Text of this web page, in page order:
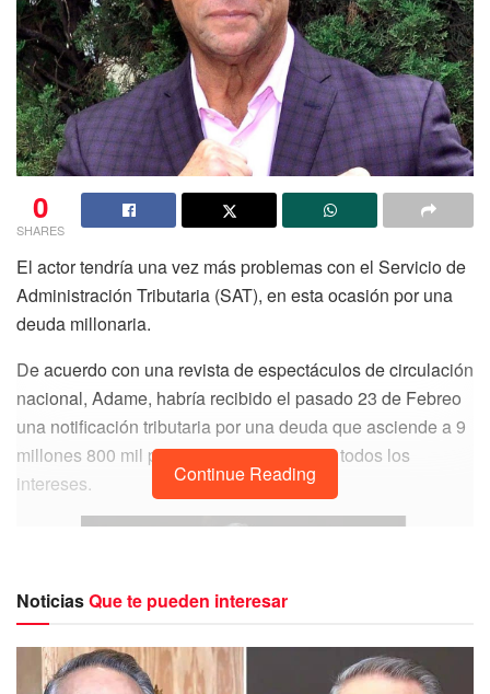
0
SHARES
El actor tendría una vez más problemas con el Servicio de
Administración Tributaria (SAT), en esta ocasión por una
deuda millonaria.
De acuerdo con una revista de espectáculos de circulación
nacional, Adame, habría recibido el pasado 23 de Febreo
una notificación tributaria por una deuda que asciende a 9
millones 800 mil pesos de impuestos con todos los
intereses.
Continue Reading
NoticiasQue te pueden interesar